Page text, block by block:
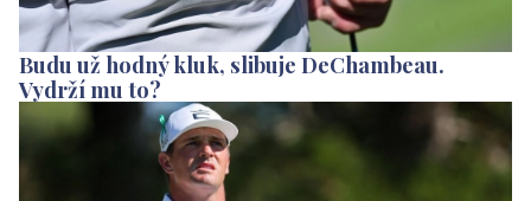
Budu už hodný kluk, slibuje DeChambeau.
Vydrží mu to?